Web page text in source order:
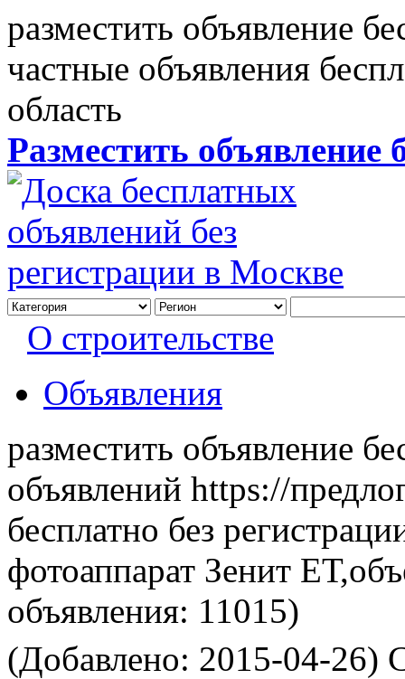
разместить объявление
частные объявления
область
Разместить объявление
О строительстве
Объявления
разместить объявление
объявлений https://
бесплатно без
фотоаппарат Зенит
объявления: 11015)
(Добавлено: 2015-04-26)